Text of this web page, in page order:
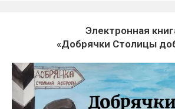
Электронная
«Добрячки Столицы